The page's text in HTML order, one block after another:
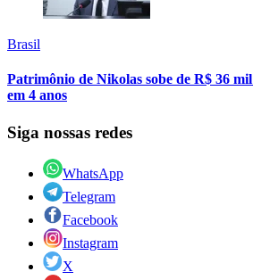
Brasil
Patrimônio de Nikolas sobe de R$ 36
em 4 anos
Siga nossas redes
WhatsApp
Telegram
Facebook
Instagram
X